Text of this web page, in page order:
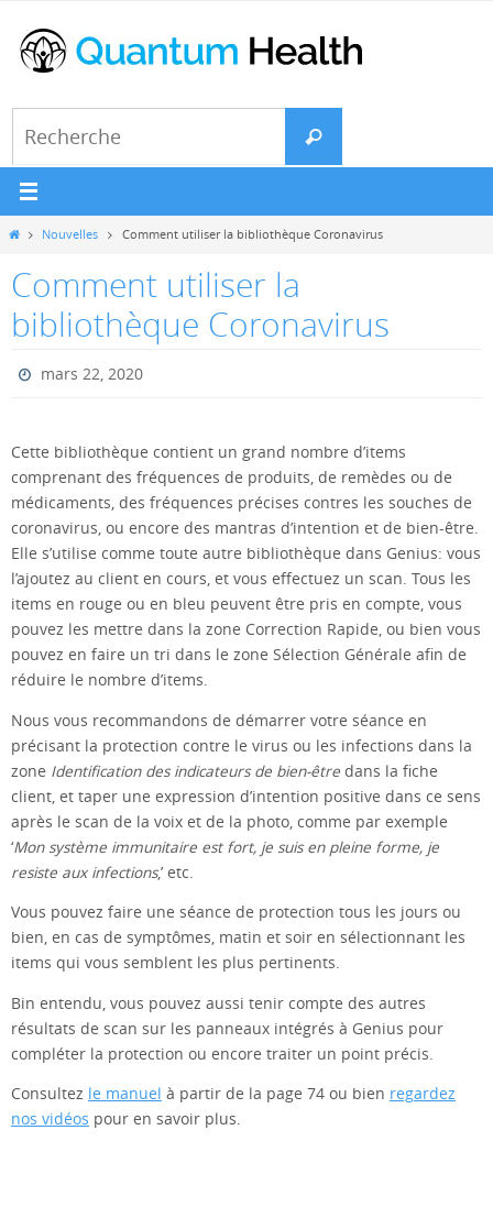
vers
Recherche
HomeNouvelles Comment utiliser la bibliothèque Coronavirus
Comment utiliser la
bibliothèque Coronavirus
mars 22, 2020
Cette bibliothèque contient un grand nombre d’items
comprenant des fréquences de produits, de remèdes ou de
médicaments, des fréquences précises contres les souches de
coronavirus, ou encore des mantras d’intention et de bien-être.
Elle s’utilise comme toute autre bibliothèque dans Genius: vous
l’ajoutez au client en cours, et vous effectuez un scan. Tous les
items en rouge ou en bleu peuvent être pris en compte, vous
pouvez les mettre dans la zone Correction Rapide, ou bien vous
pouvez en faire un tri dans le zone Sélection Générale afin de
réduire le nombre d’items.
Nous vous recommandons de démarrer votre séance en
précisant la protection contre le virus ou les infections dans la
zone Identification des indicateurs de bien-être dans la fiche
client, et taper une expression d’intention positive dans ce sens
après le scan de la voix et de la photo, comme par exemple
‘Mon système immunitaire est fort, je suis en pleine forme, je
resiste aux infections,’ etc.
Vous pouvez faire une séance de protection tous les jours ou
bien, en cas de symptômes, matin et soir en sélectionnant les
items qui vous semblent les plus pertinents.
Bin entendu, vous pouvez aussi tenir compte des autres
résultats de scan sur les panneaux intégrés à Genius pour
compléter la protection ou encore traiter un point précis.
Consultez le manuel à partir de la page 74 ou bien regardez
nos vidéos pour en savoir plus.